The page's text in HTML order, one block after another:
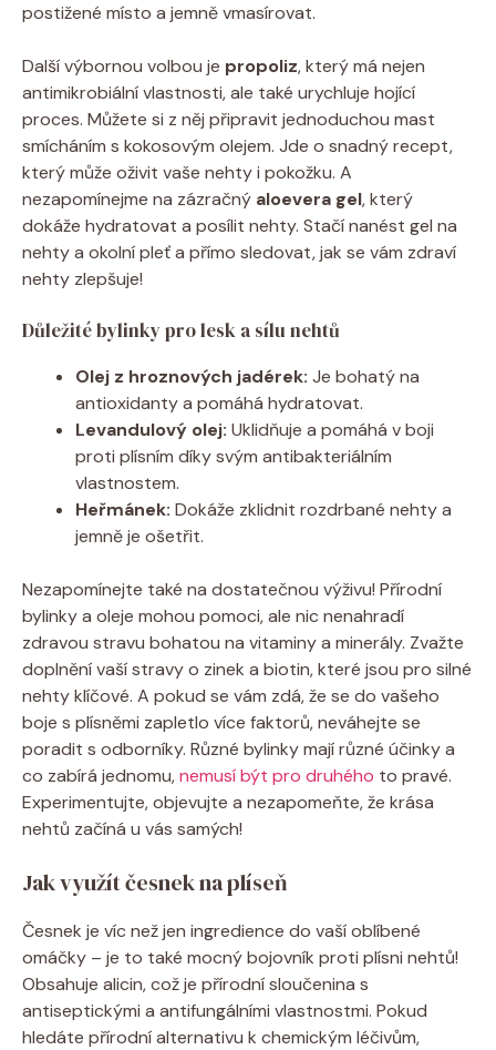
postižené místo a jemně vmasírovat.
Další výbornou volbou je propoliz, který má nejen
antimikrobiální vlastnosti, ale také urychluje hojící
proces. Můžete si z něj připravit jednoduchou mast
smícháním s kokosovým olejem. Jde o snadný recept,
který může oživit vaše nehty i pokožku. A
nezapomínejme na zázračný aloevera gel, který
dokáže hydratovat a posílit nehty. Stačí nanést gel na
nehty a okolní pleť a přímo sledovat, jak se vám zdraví
nehty zlepšuje!
Důležité bylinky pro lesk a sílu nehtů
Olej z hroznových jadérek: Je bohatý na
antioxidanty a pomáhá hydratovat.
Levandulový olej: Uklidňuje a pomáhá v boji
proti plísním díky svým antibakteriálním
vlastnostem.
Heřmánek: Dokáže zklidnit rozdrbané nehty a
jemně je ošetřit.
Nezapomínejte také na dostatečnou výživu! Přírodní
bylinky a oleje mohou pomoci, ale nic nenahradí
zdravou stravu bohatou na vitaminy a minerály. Zvažte
doplnění vaší stravy o zinek a biotin, které jsou pro silné
nehty klíčové. A pokud se vám zdá, že se do vašeho
boje s plísněmi zapletlo více faktorů, neváhejte se
poradit s odborníky. Různé bylinky mají různé účinky a
co zabírá jednomu,nemusí být pro druhého to pravé.
Experimentujte, objevujte a nezapomeňte, že krása
nehtů začíná u vás samých!
Jak využít česnek na plíseň
Česnek je víc než jen ingredience do vaší oblíbené
omáčky – je to také mocný bojovník proti plísni nehtů!
Obsahuje alicin, což je přírodní sloučenina s
antiseptickými a antifungálními vlastnostmi. Pokud
hledáte přírodní alternativu k chemickým léčivům,